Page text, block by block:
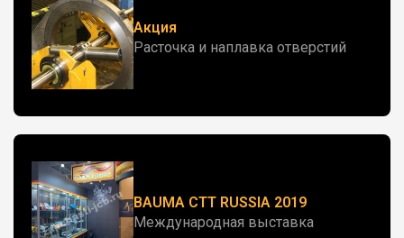
Акция
Расточка и наплавка отверстий
BAUMA CTT RUSSIA 2019
Международная выставка